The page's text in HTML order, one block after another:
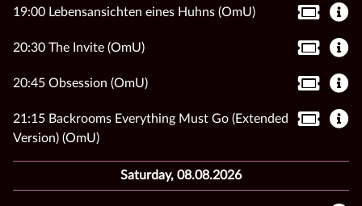
19:00 Lebensansichten eines Huhns (OmU)
20:30 The Invite (OmU)
20:45 Obsession (OmU)
21:15 Backrooms Everything Must Go (Extended
Version) (OmU)
Saturday, 08.08.2026